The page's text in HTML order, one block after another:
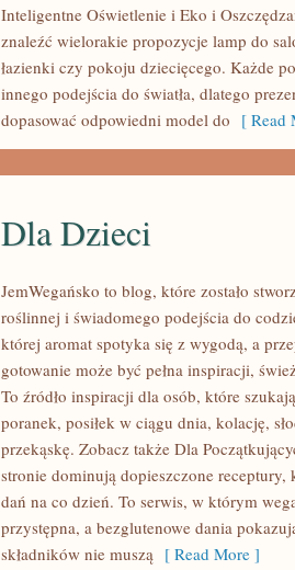
Inteligentne Oświetlenie i Eko i
znaleźć wielorakie propozycje lamp do
łazienki czy pokoju dziecięcego. Każde
innego podejścia do światła, dlatego
dopasować odpowiedni model do [ Read
Dla Dzieci
JemWegańsko to blog, które zostało
roślinnej i świadomego podejścia do
której aromat spotyka się z wygodą, a
gotowanie może być pełna inspiracji,
To źródło inspiracji dla osób, które
poranek, posiłek w ciągu dnia, kolację,
przekąskę. Zobacz także Dla
stronie dominują dopieszczone receptury,
dań na co dzień. To serwis, w którym
przystępna, a bezglutenowe dania
składników nie muszą [ Read More ]